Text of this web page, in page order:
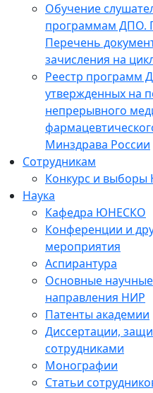
Обучение
программам ДПО.
Перечень
зачисления на
Реестр
утвержденных на
непрерывного
Минздрава России
Сотрудникам
Конкурс и выборы
Наука
Кафедра ЮНЕСКО
Конференции и
мероприятия
Аспирантура
Основные научные
направления НИР
Патенты академии
Диссертации,
сотрудниками
Монографии
Статьи